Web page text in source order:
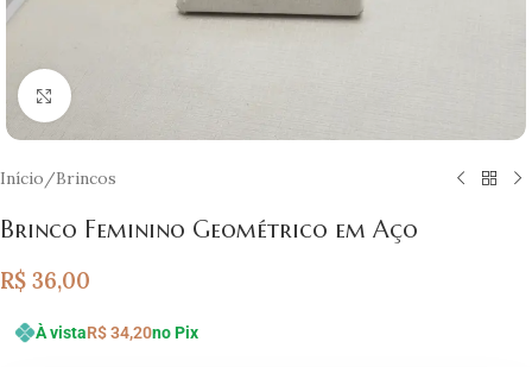
Clique para ampliar
Início/Brincos
Brinco Feminino Geométrico em Aço
R$ 36,00
À vistaR$34,20no Pix